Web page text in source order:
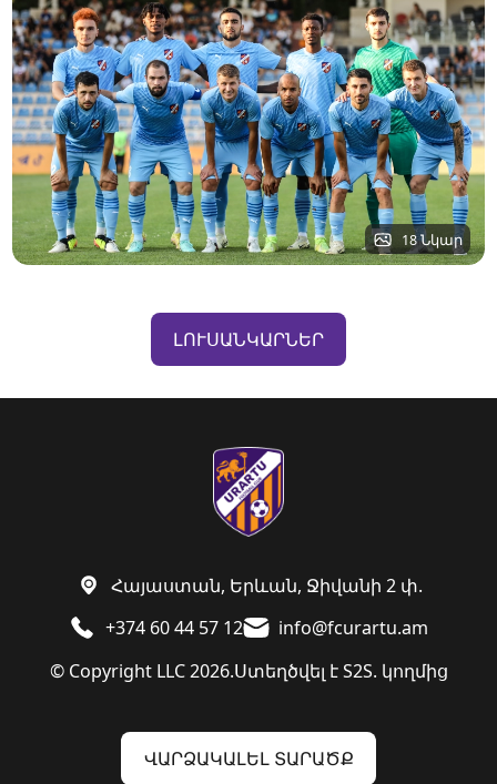
18 Նկար
ԼՈՒՍԱՆԿԱՐՆԵՐ
© Copyright LLC 2026.Ստեղծվել էS2S. կողմից
+374 60 44 57 12 info@fcurartu.am
Հայաստան, Երևան, Ջիվանի 2 փ.
ՎԱՐՁԱԿԱԼԵԼ ՏԱՐԱԾՔ